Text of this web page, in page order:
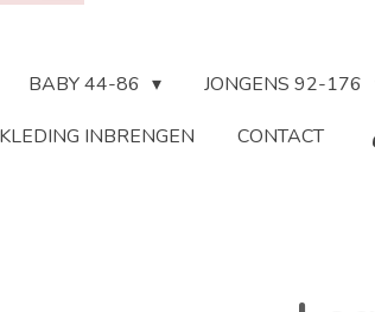
BABY 44-86 JONGENS 92-176
KLEDING INBRENGEN
CONTACT